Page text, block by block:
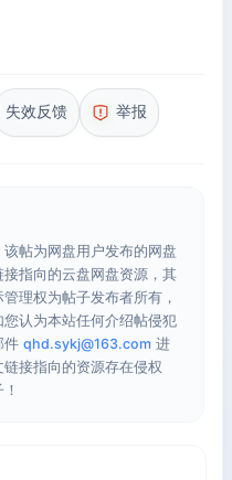
失效反馈 举报
帖为网盘用户发布的网盘
指向的云盘网盘资源，其
理权为帖子发布者所有，
认为本站任何介绍帖侵犯
件 qhd.sykj@163.com 进
接指向的资源存在侵权